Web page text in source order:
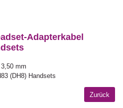
Adapterkabel
mm
(DH8) Handsets